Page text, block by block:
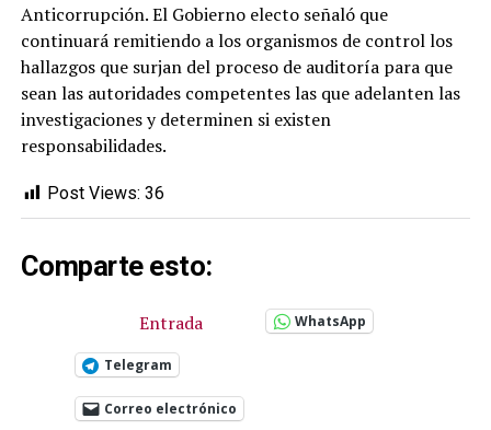
Anticorrupción. El Gobierno electo señaló que
continuará remitiendo a los organismos de control los
hallazgos que surjan del proceso de auditoría para que
sean las autoridades competentes las que adelanten las
investigaciones y determinen si existen
responsabilidades.
Post Views: 36
Comparte esto:
Entrada WhatsApp
Telegram
Correo electrónico